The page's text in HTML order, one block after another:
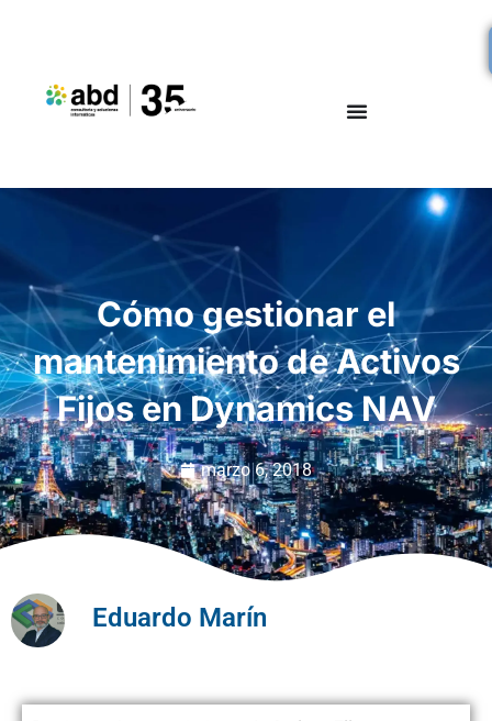
Cómo gestionar el
mantenimiento de Activos
Fijos en Dynamics NAV
marzo 6, 2018
Eduardo Marín